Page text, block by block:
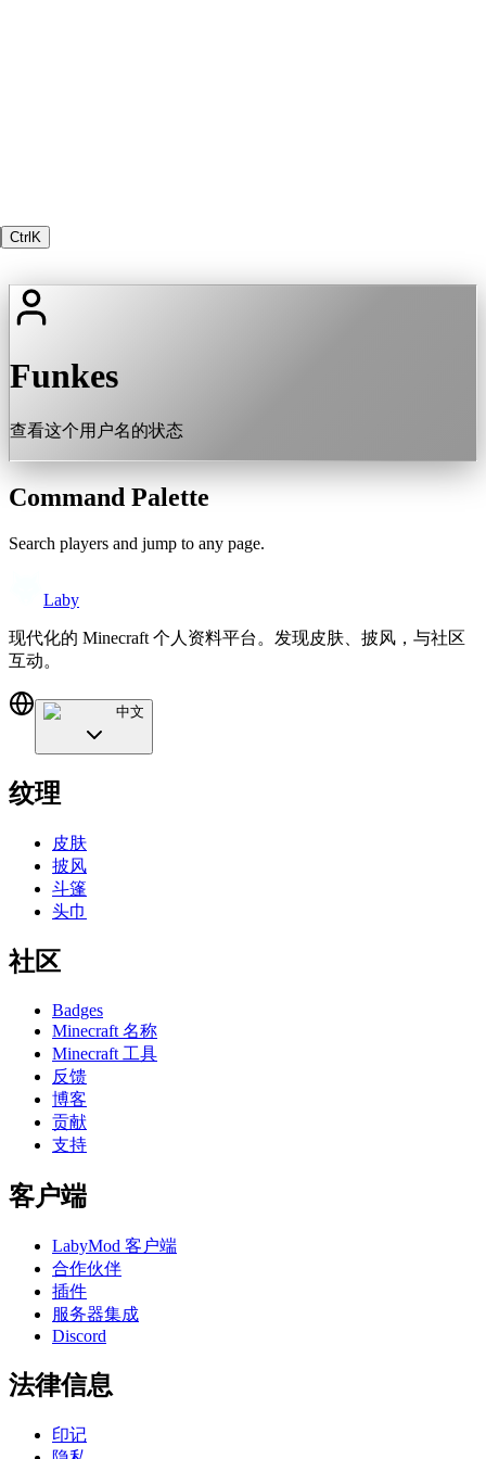
Ctrl K
Funkes
查看这个用户名的状态
Command Palette
Search players and jump to any page.
Laby
现代化的 Minecraft 个人资料平台。发现皮肤、披风，与社区
互动。
中文
纹理
皮肤
披风
斗篷
头巾
社区
Badges
Minecraft 名称
Minecraft 工具
反馈
博客
贡献
支持
客户端
LabyMod 客户端
合作伙伴
插件
服务器集成
Discord
法律信息
印记